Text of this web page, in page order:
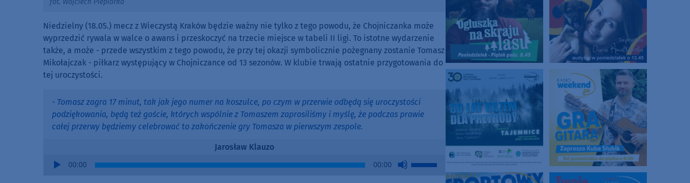
Niedzielny (18.05.) mecz z Wieczystą Kraków będzie ważny nie tylko z tego powodu, że Chojniczanka może
wyprzedzić rywala w walce o awans i przeskoczyć na trzecie miejsce w tabeli II ligi. To istotne wydarzenie
także, a może - przede wszystkim z tego powodu, że przy tej okazji symbolicznie pożegnany zostanie Tomasz
Mikołajczak - piłkarz występujący w Chojniczance od 13 sezonów. W klubie trwają ostatnie przygotowania do
tej uroczystości.
- Tomasz zagra 17 minut, tak jak jego numer na koszulce, po czym w przerwie odbędą się uroczystości
podziękowania, będą też goście, których wspólnie z Tomaszem zaprosiliśmy i myślę, że podczas prawie
całej przerwy będziemy celebrować to zakończenie gry Tomasza w pierwszym zespole.
Jarosław Klauzo
Audio
00:00 00:00
Use
Up/Down